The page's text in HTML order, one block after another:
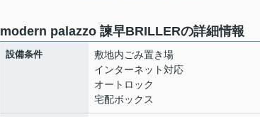
modern palazzo 諫早BRILLERの詳細情報
設備条件
敷地内ごみ置き場
インターネット対応
オートロック
宅配ボックス